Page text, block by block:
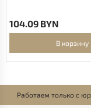
104.09 BYN
В корзину
Работаем только с